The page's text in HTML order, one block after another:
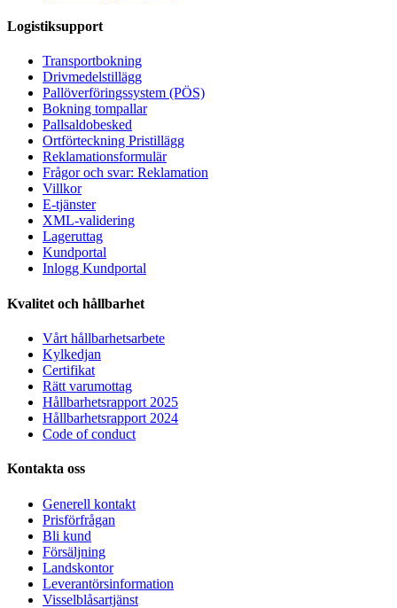
Logistiksupport
Transportbokning
Drivmedelstillägg
Pallöverföringssystem (PÖS)
Bokning tompallar
Pallsaldobesked
Ortförteckning Pristillägg
Reklamationsformulär
Frågor och svar: Reklamation
Villkor
E-tjänster
XML-validering
Lageruttag
Kundportal
Inlogg Kundportal
Kvalitet och hållbarhet
Vårt hållbarhetsarbete
Kylkedjan
Certifikat
Rätt varumottag
Hållbarhetsrapport 2025
Hållbarhetsrapport 2024
Code of conduct
Kontakta oss
Generell kontakt
Prisförfrågan
Bli kund
Försäljning
Landskontor
Leverantörsinformation
Visselblåsartjänst